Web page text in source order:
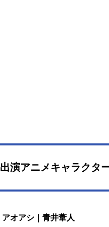
出演アニメキャラクタ
アオアシ｜青井葦人